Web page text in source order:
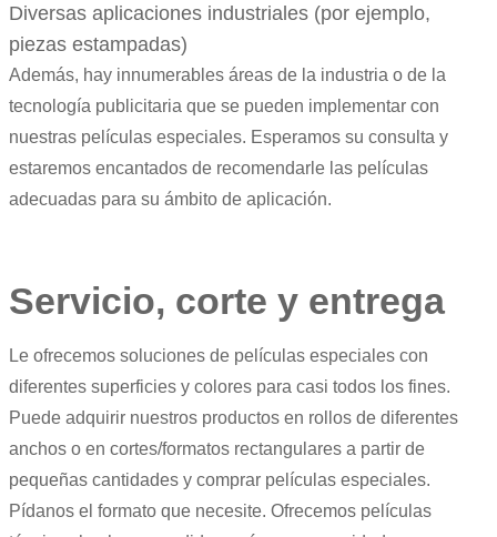
Diversas aplicaciones industriales (por ejemplo,
piezas estampadas)
Además, hay innumerables áreas de la industria o de la
tecnología publicitaria que se pueden implementar con
nuestras películas especiales. Esperamos su consulta y
estaremos encantados de recomendarle las películas
adecuadas para su ámbito de aplicación.
Servicio, corte y entrega
Le ofrecemos soluciones de películas especiales con
diferentes superficies y colores para casi todos los fines.
Puede adquirir nuestros productos en rollos de diferentes
anchos o en cortes/formatos rectangulares a partir de
pequeñas cantidades y comprar películas especiales.
Pídanos el formato que necesite. Ofrecemos películas